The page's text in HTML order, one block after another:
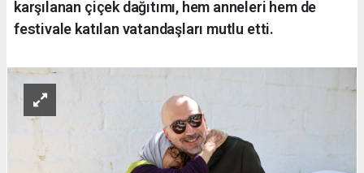
karşılanan çiçek dağıtımı, hem anneleri hem de
festivale katılan vatandaşları mutlu etti.